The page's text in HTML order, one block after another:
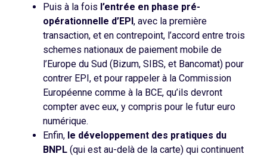
Puis à la fois l’entrée en phase pré-
opérationnelle d’EPI, avec la première
transaction, et en contrepoint, l’accord entre trois
schemes nationaux de paiement mobile de
l’Europe du Sud (Bizum, SIBS, et Bancomat) pour
contrer EPI, et pour rappeler à la Commission
Européenne comme à la BCE, qu’ils devront
compter avec eux, y compris pour le futur euro
numérique.
Enfin, le développement des pratiques du
BNPL (qui est au-delà de la carte) qui continuent